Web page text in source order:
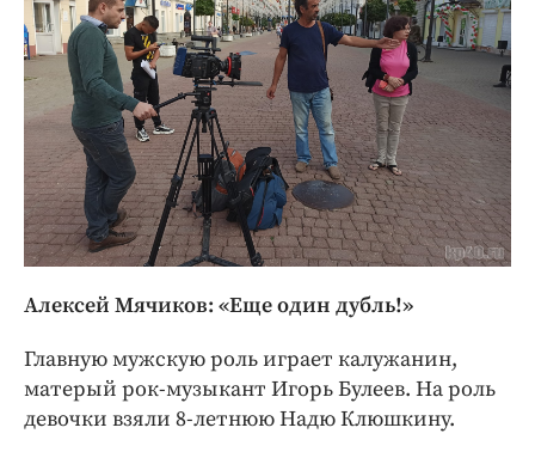
Алексей Мячиков: «Еще один дубль!»
Главную мужскую роль играет калужанин,
матерый рок-музыкант Игорь Булеев. На роль
девочки взяли 8-летнюю Надю Клюшкину.